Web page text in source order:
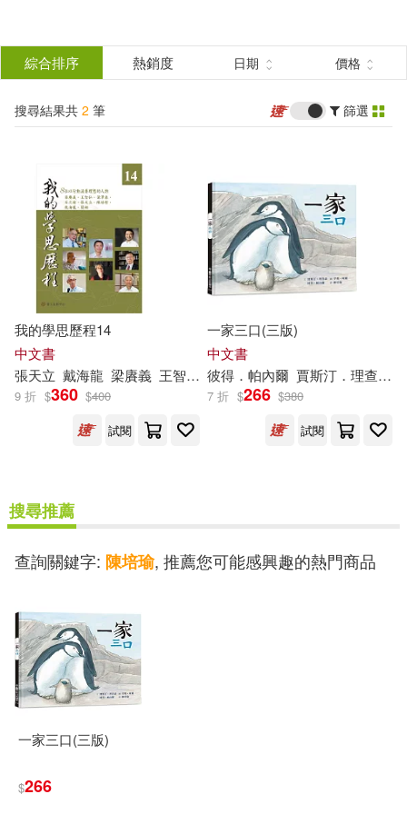
結
分類 (單選)
所有商品(2) 圖書(2)
作者 (可複選)
張天立(1) 彼得．帕內爾(1)
戴海龍(1) 梁賡義(1)
王智弘(1) 石之瑜(1)
賈斯汀．理查森(1)
國立臺灣大學出版中心(1)
小魯文化(1)
配送方式
綜合排序 熱銷度 日期 價格
搜尋結果共 2 筆 篩選
我的學思歷程14
中文書
張天立 戴海龍 梁賡義 王智弘 石之 瑜 簡媜 蒲澤春 陳培哲
9 折 $360 $400
試閱
一家三口(三版)
中文書
彼得．帕內爾 賈斯汀．理查森
7 折 $266 $380
試閱
搜尋推薦
查詢關鍵字: 陳培瑜, 推薦您可能感興趣的熱門商品
一家三口(三版)
$266